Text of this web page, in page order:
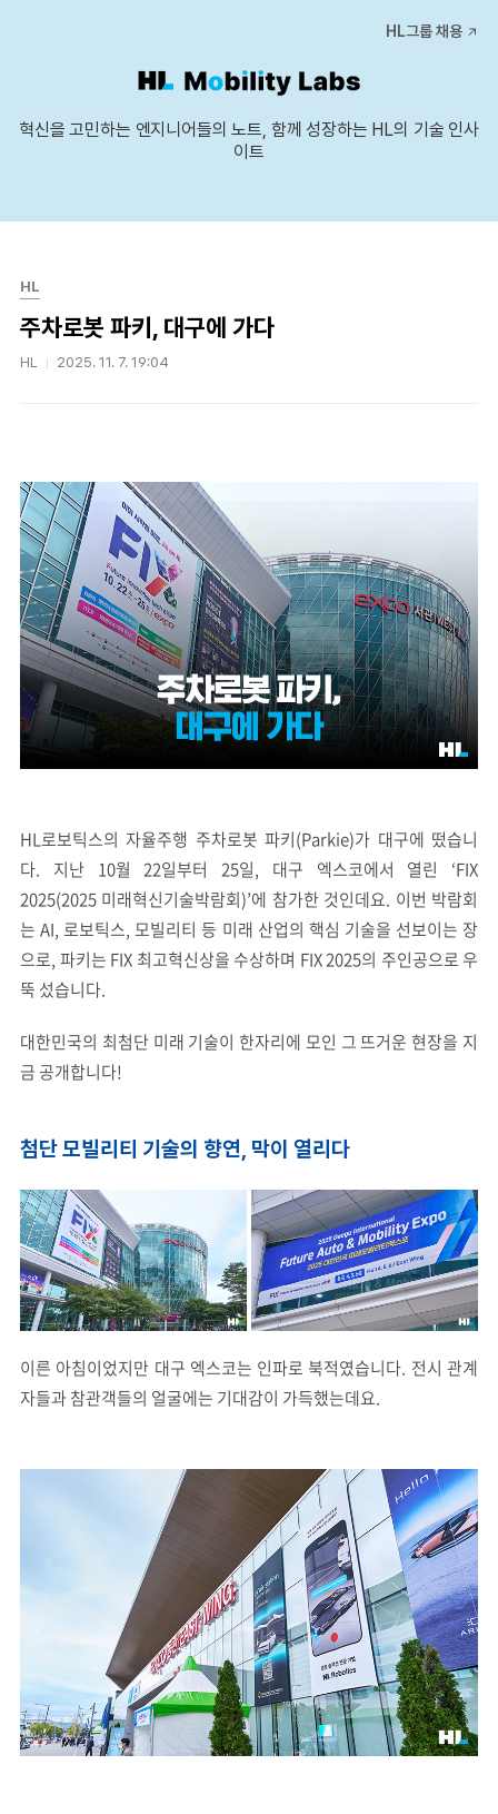
HL그룹 채용
혁신을 고민하는 엔지니어들의 노트, 함께 성장하는 HL의 기술 인사
이트
HL
주차로봇 파키, 대구에 가다
HL 2025. 11. 7. 19:04
HL로보틱스의 자율주행 주차로봇 파키(Parkie)가 대구에 떴습니
다. 지난 10월 22일부터 25일, 대구 엑스코에서 열린 ‘FIX
2025(2025 미래혁신기술박람회)’에 참가한 것인데요. 이번 박람회
는 AI, 로보틱스, 모빌리티 등 미래 산업의 핵심 기술을 선보이는 장
으로, 파키는 FIX 최고혁신상을 수상하며 FIX 2025의 주인공으로 우
뚝 섰습니다.
대한민국의 최첨단 미래 기술이 한자리에 모인 그 뜨거운 현장을 지
금 공개합니다!
첨단 모빌리티 기술의 향연, 막이 열리다
이른 아침이었지만 대구 엑스코는 인파로 북적였습니다. 전시 관계
자들과 참관객들의 얼굴에는 기대감이 가득했는데요.